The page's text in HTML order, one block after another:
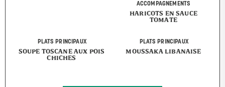
ACCOMPAGNEMENTS
HARICOTS EN SAUCE
TOMATE
PLATS PRINCIPAUX
SOUPE TOSCANE AUX POIS
CHICHES
PLATS PRINCIPAUX
MOUSSAKA LIBANAISE